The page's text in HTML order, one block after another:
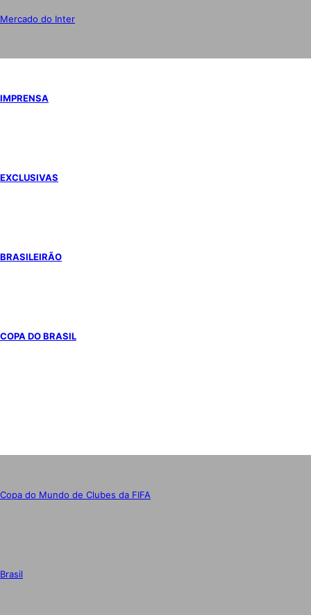
Mercado do Inter
IMPRENSA
EXCLUSIVAS
BRASILEIRÃO
COPA DO BRASIL
Copa do Mundo de Clubes da FIFA
Brasil